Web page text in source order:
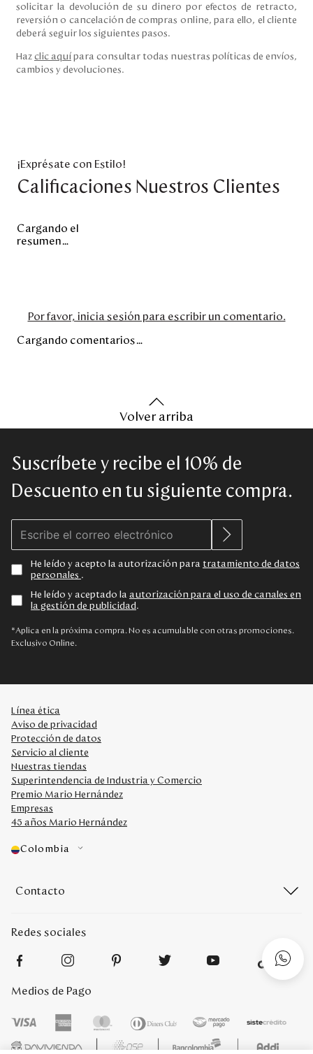
solicitar la devolución de su dinero por efectos de retracto,
reversión o cancelación de compras online, para ello, el cliente
deberá seguir los siguientes pasos.
Haz clic aquí para consultar todas nuestras políticas de envíos,
cambios y devoluciones.
¡Exprésate con Estilo!
Calificaciones Nuestros Clientes
Cargando el
resumen…
Por favor, inicia sesión para escribir un comentario.
Cargando comentarios…
Volver arriba
Suscríbete y recibe el 10% de
Descuento en tu siguiente compra.
He leído y acepto la autorización para tratamiento de datos
personales .
He leído y aceptado la autorización para el uso de canales en
la gestión de publicidad .
*Aplica en la próxima compra. No es acumulable con otras promociones.
Exclusivo Online.
Línea ética
Aviso de privacidad
Protección de datos
Servicio al cliente
Nuestras tiendas
Superintendencia de Industria y Comercio
Premio Mario Hernández
Empresas
45 años Mario Hernández
Colombia
Contacto
Redes sociales
Medios de Pago